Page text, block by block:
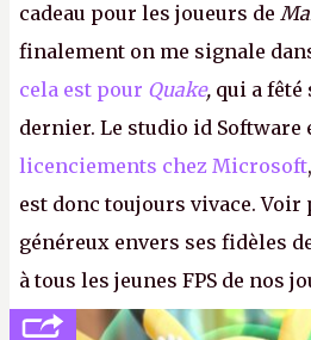
cadeau pour les joueurs de
finalement on me signale
cela est pour Quake, qui a fêté
dernier. Le studio id Software
licenciements chez Microsoft
est donc toujours vivace. Voir
généreux envers ses fidèles
à tous les jeunes FPS de nos
politesse et le respect envers